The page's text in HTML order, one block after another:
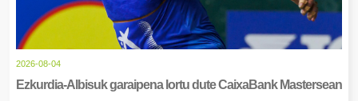
2026-08-04
Ezkurdia-Albisuk garaipena lortu dute CaixaBank Mastersean